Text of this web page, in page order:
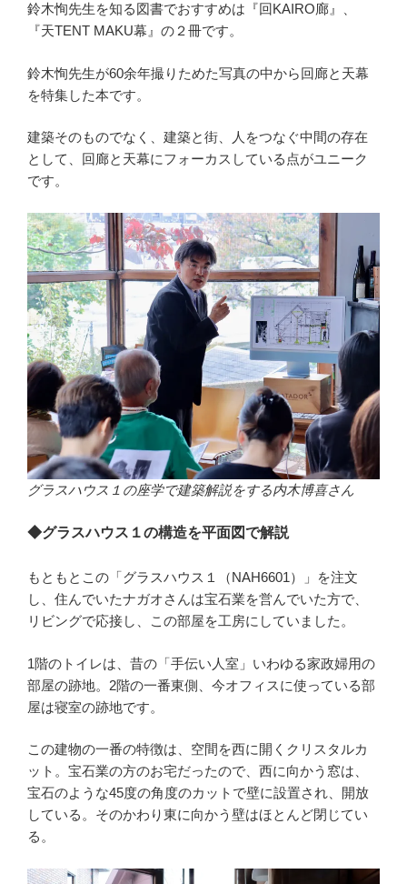
鈴木恂先生を知る図書でおすすめは『回KAIRO廊』、
『天TENT MAKU幕』の２冊です。
鈴木恂先生が60余年撮りためた写真の中から回廊と天幕
を特集した本です。
建築そのものでなく、建築と街、人をつなぐ中間の存在
として、回廊と天幕にフォーカスしている点がユニーク
です。
グラスハウス１の座学で建築解説をする内木博喜さん
◆グラスハウス１の構造を平面図で解説
もともとこの「グラスハウス１（NAH6601）」を注文
し、住んでいたナガオさんは宝石業を営んでいた方で、
リビングで応接し、この部屋を工房にしていました。
1階のトイレは、昔の「手伝い人室」いわゆる家政婦用の
部屋の跡地。2階の一番東側、今オフィスに使っている部
屋は寝室の跡地です。
この建物の一番の特徴は、空間を西に開くクリスタルカ
ット。宝石業の方のお宅だったので、西に向かう窓は、
宝石のような45度の角度のカットで壁に設置され、開放
している。そのかわり東に向かう壁はほとんど閉じてい
る。